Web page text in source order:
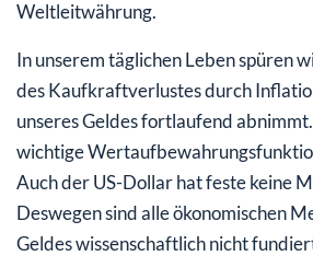
Weltleitwährung.
In unserem täglichen Leben spüren
des Kaufkraftverlustes durch
unseres Geldes fortlaufend
wichtige
Auch der US-Dollar hat feste keine
Deswegen sind alle ökonomischen
Geldes wissenschaftlich nicht